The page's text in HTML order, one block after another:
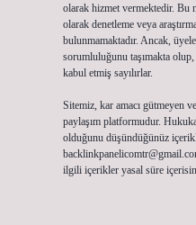
olarak hizmet vermektedir. Bu
olarak denetleme veya
bulunmamaktadır. Ancak,
sorumluluğunu taşımakta
kabul etmiş sayılırlar.
Sitemiz, kar amacı gütmeyen
paylaşım platformudur.
olduğunu düşündüğünüz
ilgili içerikler yasal süre